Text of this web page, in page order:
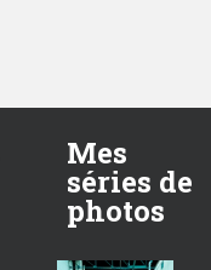
Mes
séries de
photos